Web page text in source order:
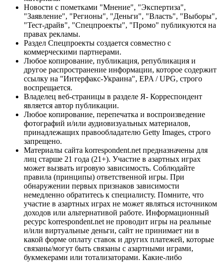
Новости с пометками "Мнение", "Экспертиза",
"Заявление", "Регионы", "Деньги", "Власть", "Выборы",
"Тест-драйв", "Спецпроекты", "Промо" публикуются на
правах рекламы.
Раздел Спецпроекты создается совместно с
коммерческими партнерами.
Любое копирование, публикация, републикация и
другое распространение информации, которое содержит
ссылку на "Интерфакс-Украина", EPA / UPG, строго
воспрещается.
Владелец веб-страницы в разделе Я- Корреспондент
является автор публикации.
Любое копирование, перепечатка и воспроизведение
фотографий и/или аудиовизуальных материалов,
принадлежащих правообладателю Getty Images, строго
запрещено.
Материалы сайта korrespondent.net предназначены для
лиц старше 21 года (21+). Участие в азартных играх
может вызвать игровую зависимость. Соблюдайте
правила (принципы) ответственной игры. При
обнаружении первых признаков зависимости
немедленно обратитесь к специалисту. Помните, что
участие в азартных играх не может являться источником
доходов или альтернативой работе. Информационный
ресурс korrespondent.net не проводит игры на реальные
и/или виртуальные деньги, сайт не принимает ни в
какой форме оплату ставок и других платежей, которые
связаны/могут быть связаны с азартными играми,
букмекерами или тотализаторами. Какие-либо